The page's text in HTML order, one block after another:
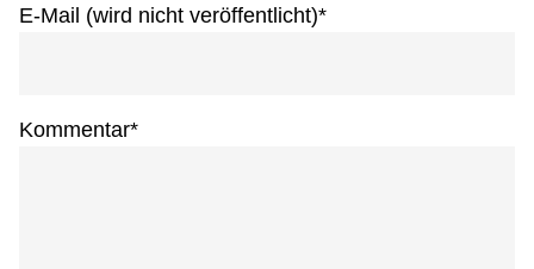
E-Mail (wird nicht veröffentlicht)*
Kommentar*